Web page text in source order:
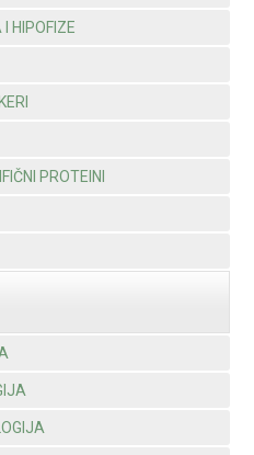
HIPOFIZE
PROTEINI